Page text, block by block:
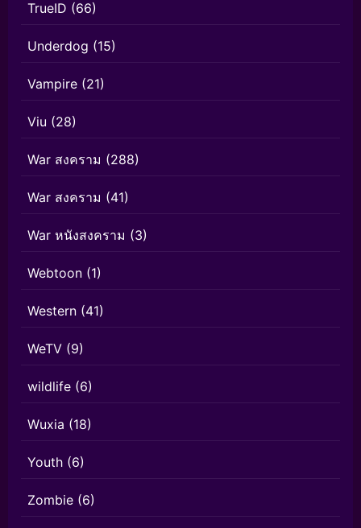
TrueID (66)
Underdog (15)
Vampire (21)
Viu (28)
War สงคราม (288)
War สงคราม (41)
War หนังสงคราม (3)
Webtoon (1)
Western (41)
WeTV (9)
wildlife (6)
Wuxia (18)
Youth (6)
Zombie (6)